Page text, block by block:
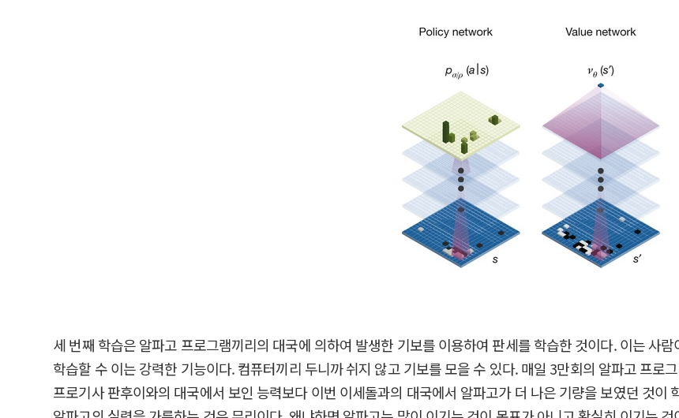
세 번째 학습은 알파고 프로그램끼리의 대국에 의하여 발생한 기보를 이용하여 판세를 학습한 것이다. 이는 사
학습할 수 이는 강력한 기능이다. 컴퓨터끼리 두니까 쉬지 않고 기보를 모을 수 있다. 매일 3만회의 알파고 프로
프로기사 판후이와의 대국에서 보인 능력보다 이번 이세돌과의 대국에서 알파고가 더 나은 기량을 보였던 것이